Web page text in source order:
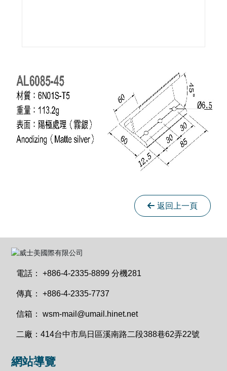
返回上一頁
電話：+886-4-2335-8899 分機281
傳真：+886-4-2335-7737
信箱：wsm-mail@umail.hinet.net
二廠：414台中市烏日區溪南路二段388巷62弄22號
網站導覽